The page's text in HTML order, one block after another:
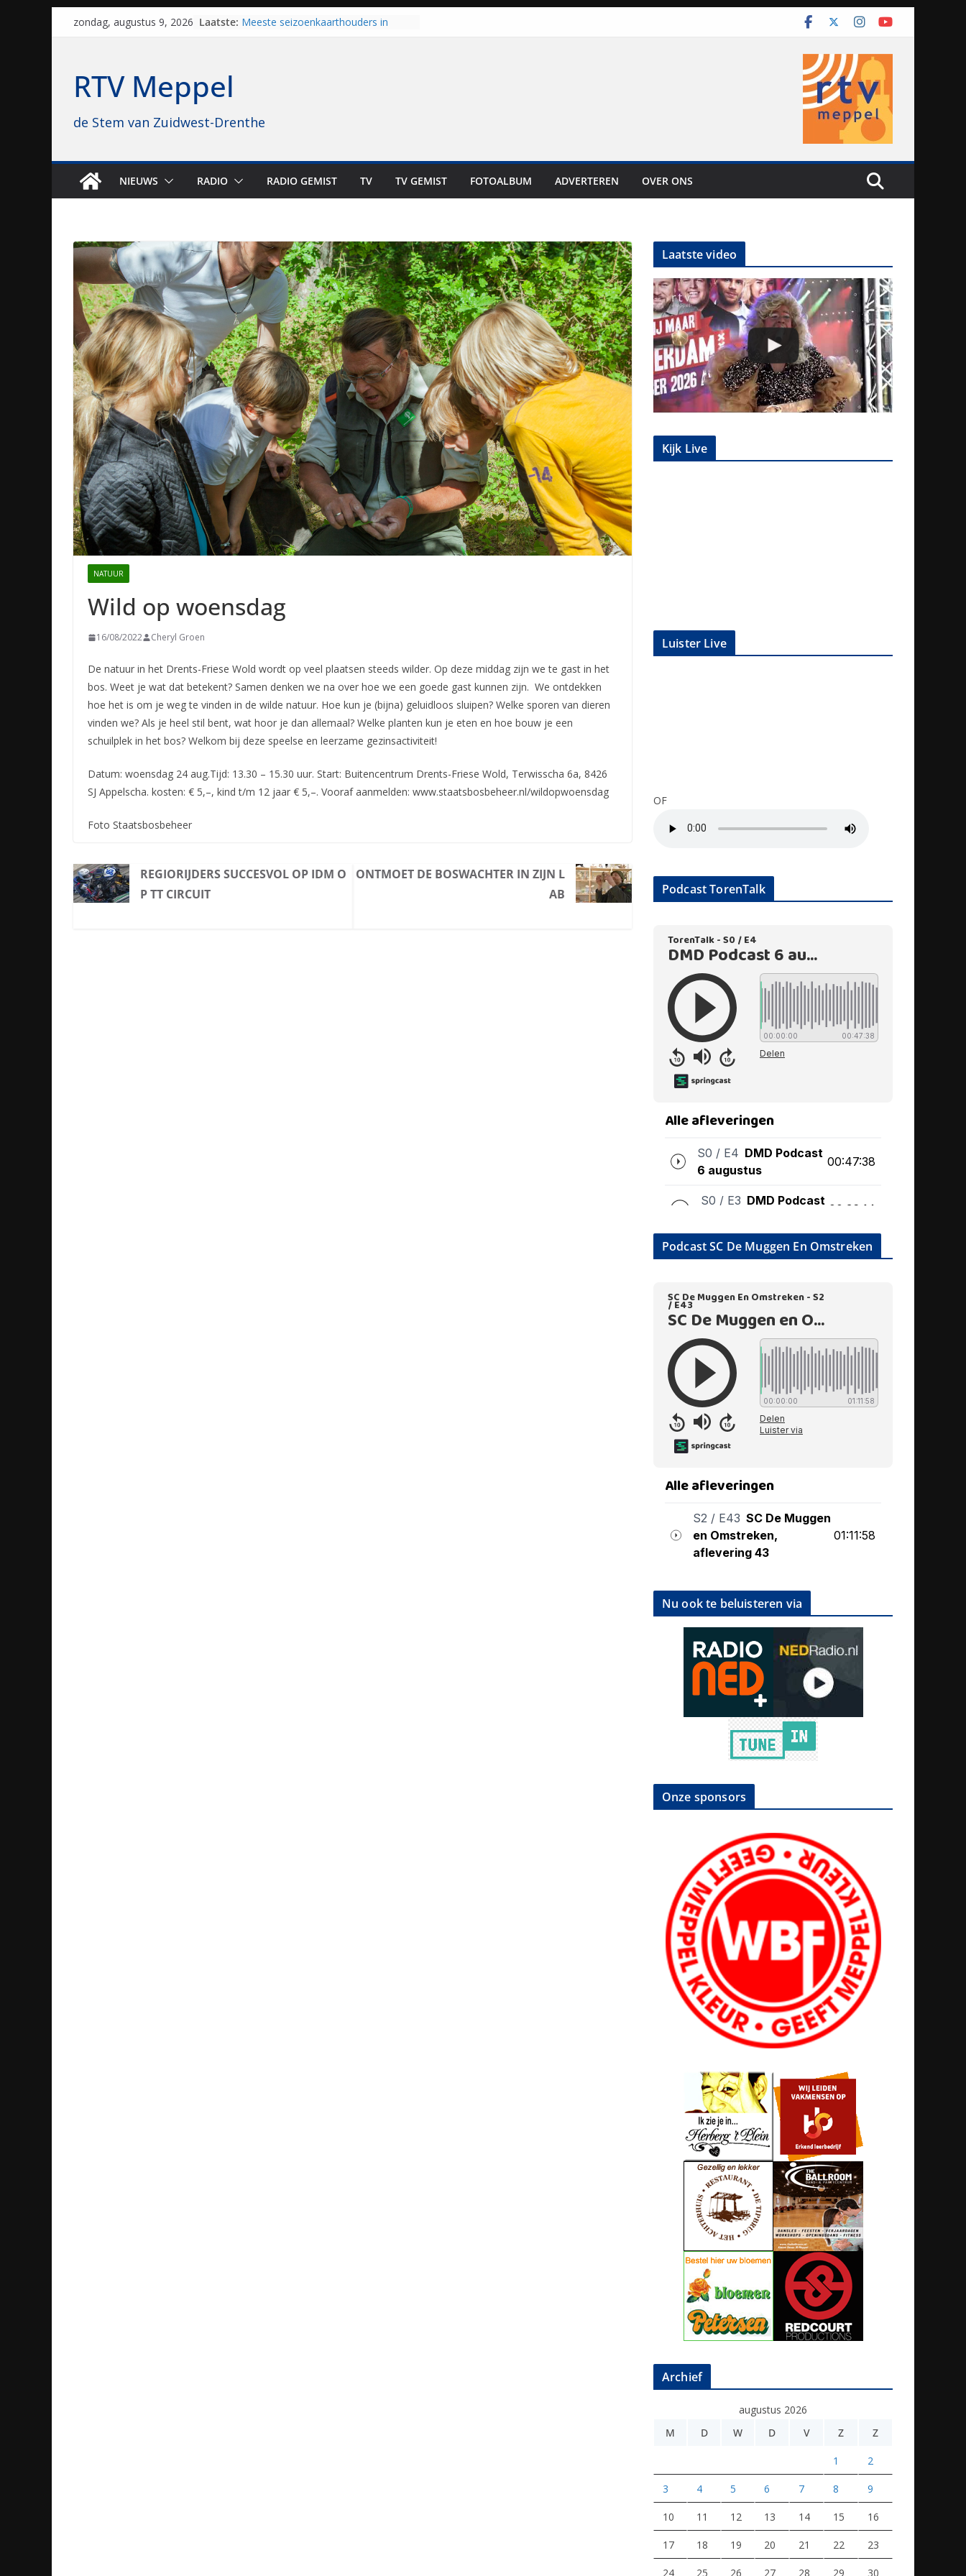
zondag, augustus 9, 2026 Laatste: Meeste seizoenkaarthouders in
kwalificatieronde Eurojackpot KNVB
bijna 1.000 zonnepanelen in gebruik
genomen
RTV Meppel
de Stem van Zuidwest-Drenthe
NIEUWS RADIO RADIO GEMIST TV TV GEMIST FOTOALBUM ADVERTEREN OVER ONS
NATUUR
Wild op woensdag
16/08/2022 Cheryl Groen
De natuur in het Drents-Friese Wold wordt op veel plaatsen steeds wilder. Op deze middag zijn we te gast in het
bos. Weet je wat dat betekent? Samen denken we na over hoe we een goede gast kunnen zijn. We ontdekken
hoe het is om je weg te vinden in de wilde natuur. Hoe kun je (bijna) geluidloos sluipen? Welke sporen van dieren
vinden we? Als je heel stil bent, wat hoor je dan allemaal? Welke planten kun je eten en hoe bouw je een
schuilplek in het bos? Welkom bij deze speelse en leerzame gezinsactiviteit!
Datum: woensdag 24 aug.Tijd: 13.30 – 15.30 uur. Start: Buitencentrum Drents-Friese Wold, Terwisscha 6a, 8426
SJ Appelscha. kosten: € 5,–, kind t/m 12 jaar € 5,–. Vooraf aanmelden: www.staatsbosbeheer.nl/wildopwoensdag
Foto Staatsbosbeheer
REGIORIJDERS SUCCESVOL OP IDM O
P TT CIRCUIT
ONTMOET DE BOSWACHTER IN ZIJN L
AB
Laatste video
Kijk Live
Luister Live
OF
Podcast TorenTalk
Podcast SC De Muggen En Omstreken
Nu ook te beluisteren via
Onze sponsors
Archief
augustus 2026
M
D W D V Z Z
1 2
3 4 5 6 7 8 9
10 11 12 13 14 15 16
17 18 19 20 21 22 23
24 25 26 27 28 29 30